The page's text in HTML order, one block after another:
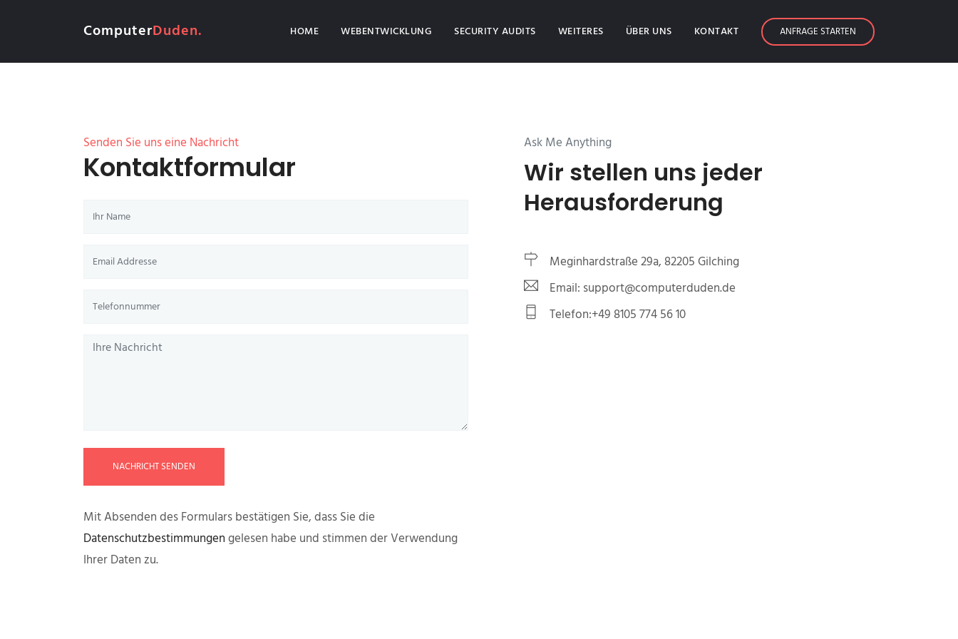
ComputerDuden. HOME(CURRENT)
WEBENTWICKLUNG SECURITY AUDITS WEITERES ÜBER UNS KONTAKT ANFRAGE STARTEN
Senden Sie uns eine Nachricht
Kontaktformular
NACHRICHT SENDEN
Mit Absenden des Formulars bestätigen Sie, dass Sie die
Datenschutzbestimmungengelesen habe und stimmen der Verwendung
Ihrer Daten zu.
Ask Me Anything
Wir stellen uns jeder
Herausforderung
Meginhardstraße 29a, 82205 Gilching
Email: support@computerduden.de
Telefon:+49 8105 774 56 10